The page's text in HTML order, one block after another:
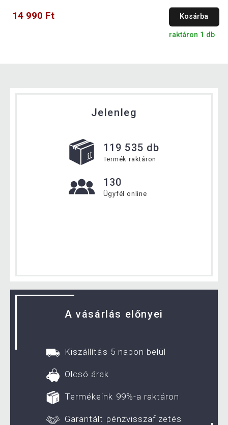
14 990 Ft Kosárba
raktáron 1 db
Jelenleg
119 535 db
Termék raktáron
130
Ügyfél online
A vásárlás előnyei
Kiszállítás 5 napon belül
Olcsó árak
Termékeink 99%-a raktáron
Garantált pénzvisszafizetés